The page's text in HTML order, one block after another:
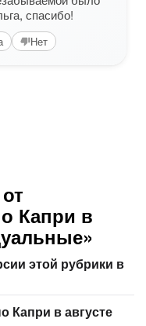
спасибо!
Нет
Капри в
этой рубрики в
Капри в августе